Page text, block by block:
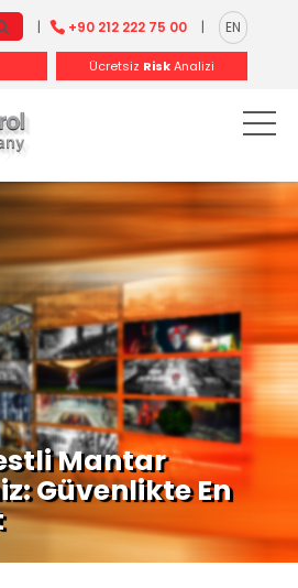
| +90 212 222 75 00 | EN
Ücretsiz RiskAnalizi
Mantar
Güvenlikte En